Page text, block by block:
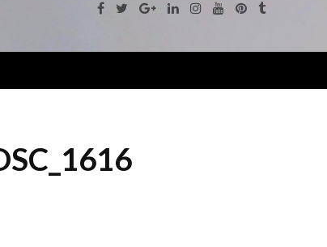
Facebook
TwitterGoogle+LinkedinInstagramYoutubePinterest
Tumblr